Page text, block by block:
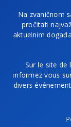
Na zvaničnom
pročitati
aktuelnim
Sur le site de
informez vous
divers